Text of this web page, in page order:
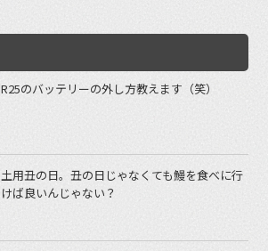
R25のバッテリーの外し方教えます（笑）
土用丑の日。丑の日じゃなくても鰻を食べに行
けば良いんじゃない？